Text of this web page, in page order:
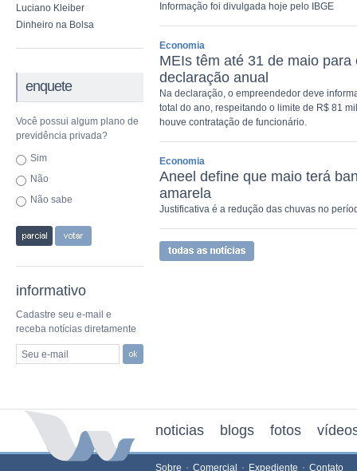
Luciano Kleiber
Dinheiro na Bolsa
enquete
Você possui algum plano de
previdência privada?
Sim
Não
Não sabe
informativo
Cadastre seu e-mail e
receba notícias diretamente
Seu e-mail
Informação foi divulgada hoje pelo IBGE
Economia
MEIs têm até 31 de maio para
declaração anual
Na declaração, o empreendedor deve
total do ano, respeitando o limite de R$ 81
houve contratação de funcionário.
Economia
Aneel define que maio terá
amarela
Justificativa é a redução das chuvas no
noticias blogs fotos
Sobre Comercial Expediente Contato